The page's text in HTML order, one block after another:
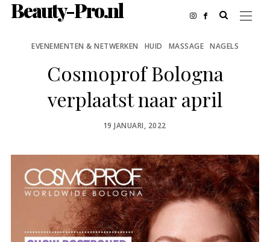
Beauty-Pro.nl
EVENEMENTEN & NETWERKEN HUID MASSAGE NAGELS
Cosmoprof Bologna
verplaatst naar april
POSTED
19 JANUARI, 2022